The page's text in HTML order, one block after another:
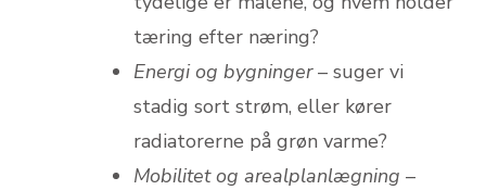
tæring efter næring?
Energi og bygninger– suger vi
stadig sort strøm, eller kører
radiatorerne på grøn varme?
Mobilitet og arealplanlægning –